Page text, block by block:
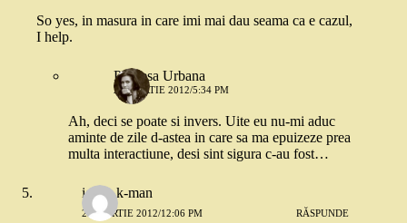
So yes, in masura in care imi mai dau seama ca e cazul,
I help.
Printesa Urbana
23 MARTIE 2012/5:34 PM
Ah, deci se poate si invers. Uite eu nu-mi aduc
aminte de zile d-astea in care sa ma epuizeze prea
multa interactiune, desi sint sigura c-au fost…
ioana k-man
23 MARTIE 2012/12:06 PM RĂSPUNDE